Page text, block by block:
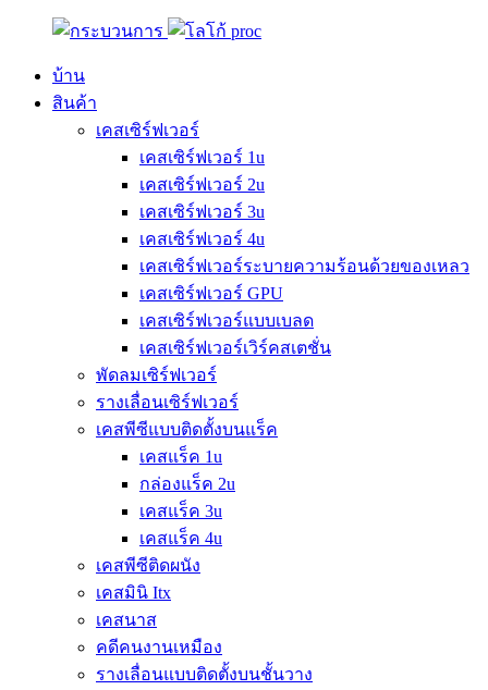
บ้าน
สินค้า
เคสเซิร์ฟเวอร์
เคสเซิร์ฟเวอร์ 1u
เคสเซิร์ฟเวอร์ 2u
เคสเซิร์ฟเวอร์ 3u
เคสเซิร์ฟเวอร์ 4u
เคสเซิร์ฟเวอร์ระบายความร้อนด้วยของเหลว
เคสเซิร์ฟเวอร์ GPU
เคสเซิร์ฟเวอร์แบบเบลด
เคสเซิร์ฟเวอร์เวิร์คสเตชั่น
พัดลมเซิร์ฟเวอร์
รางเลื่อนเซิร์ฟเวอร์
เคสพีซีแบบติดตั้งบนแร็ค
เคสแร็ค 1u
กล่องแร็ค 2u
เคสแร็ค 3u
เคสแร็ค 4u
เคสพีซีติดผนัง
เคสมินิ Itx
เคสนาส
คดีคนงานเหมือง
รางเลื่อนแบบติดตั้งบนชั้นวาง